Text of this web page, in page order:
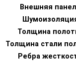
Внешняя
Толщина
Толщина стали
Ребра